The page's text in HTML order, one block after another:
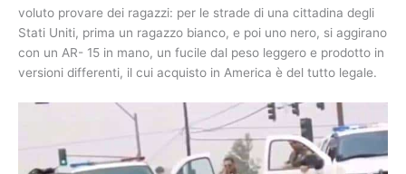
voluto provare dei ragazzi: per le strade di una cittadina degli
Stati Uniti, prima un ragazzo bianco, e poi uno nero, si aggirano
con un AR- 15 in mano, un fucile dal peso leggero e prodotto in
versioni differenti, il cui acquisto in America è del tutto legale.